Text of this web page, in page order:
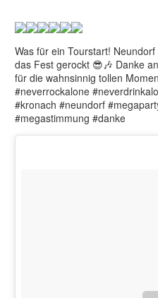
Was für ein Tourstart!
das Fest gerockt 😎🎶 Danke
für die wahnsinnig tollen
#neverrockalone
#kronach #neundorf
#megastimmung #danke